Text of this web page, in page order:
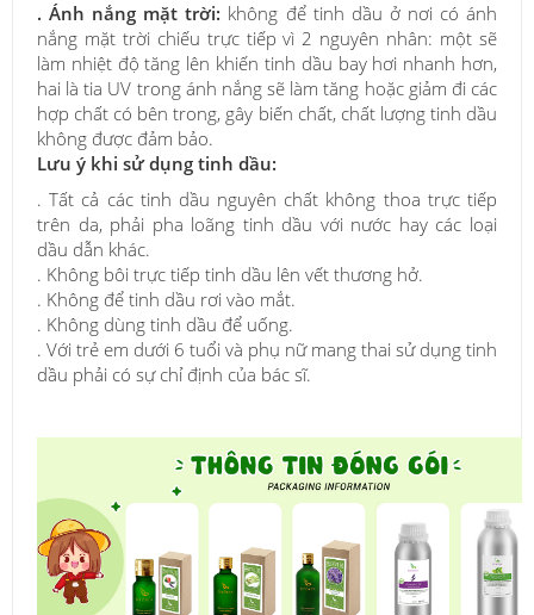
. Ánh nắng mặt trời: không để tinh dầu ở nơi có ánh
nắng mặt trời chiếu trực tiếp vì 2 nguyên nhân: một sẽ
làm nhiệt độ tăng lên khiến tinh dầu bay hơi nhanh hơn,
hai là tia UV trong ánh nắng sẽ làm tăng hoặc giảm đi các
hợp chất có bên trong, gây biến chất, chất lượng tinh dầu
không được đảm bảo.
Lưu ý khi sử dụng tinh dầu:
. Tất cả các tinh dầu nguyên chất không thoa trực tiếp
trên da, phải pha loãng tinh dầu với nước hay các loại
dầu dẫn khác.
. Không bôi trực tiếp tinh dầu lên vết thương hở.
. Không để tinh dầu rơi vào mắt.
. Không dùng tinh dầu để uống.
. Với trẻ em dưới 6 tuổi và phụ nữ mang thai sử dụng tinh
dầu phải có sự chỉ định của bác sĩ.